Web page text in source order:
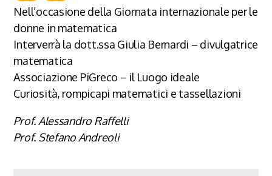
Nell’occasione della Giornata internazionale per le
donne in matematica
Interverrà la dott.ssa Giulia Bernardi – divulgatrice
matematica
Associazione PiGreco – il Luogo ideale
Curiosità, rompicapi matematici e tassellazioni
Prof. Alessandro Raffelli
Prof. Stefano Andreoli